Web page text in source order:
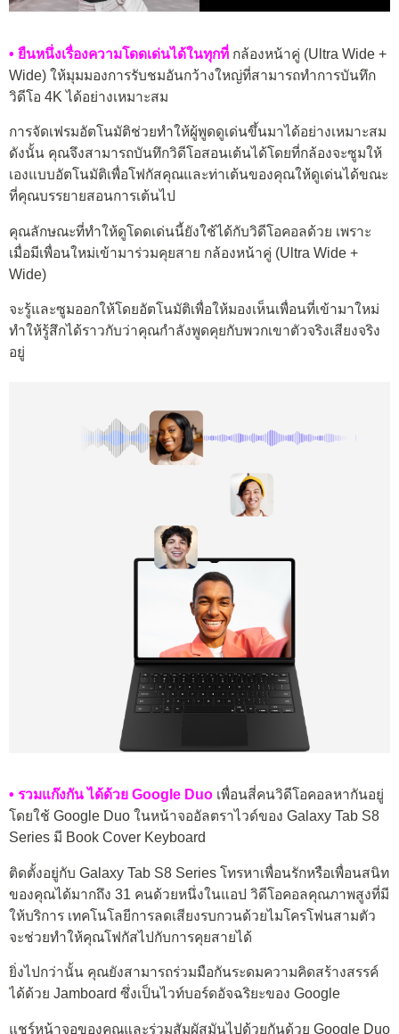
• ยืนหนึ่งเรื่องความโดดเด่นได้ในทุกที่ กล้องหน้าคู่ (Ultra Wide +
Wide) ให้มุมมองการรับชมอันกว้างใหญ่ที่สามารถทำการบันทึก
วิดีโอ 4K ได้อย่างเหมาะสม
การจัดเฟรมอัตโนมัติช่วยทำให้ผู้พูดดูเด่นขึ้นมาได้อย่างเหมาะสม
ดังนั้น คุณจึงสามารถบันทึกวิดีโอสอนเต้นได้โดยที่กล้องจะซูมให้
เองแบบอัตโนมัติเพื่อโฟกัสคุณและท่าเต้นของคุณให้ดูเด่นได้ขณะ
ที่คุณบรรยายสอนการเต้นไป
คุณลักษณะที่ทำให้ดูโดดเด่นนี้ยังใช้ได้กับวิดีโอคอลด้วย เพราะ
เมื่อมีเพื่อนใหม่เข้ามาร่วมคุยสาย กล้องหน้าคู่ (Ultra Wide +
Wide)
จะรู้และซูมออกให้โดยอัตโนมัติเพื่อให้มองเห็นเพื่อนที่เข้ามาใหม่
ทำให้รู้สึกได้ราวกับว่าคุณกำลังพูดคุยกับพวกเขาตัวจริงเสียงจริง
อยู่
• รวมแก๊งกัน ได้ด้วย Google Duo เพื่อนสี่คนวิดีโอคอลหากันอยู่
โดยใช้ Google Duo ในหน้าจออัลตราไวด์ของ Galaxy Tab S8
Series มี Book Cover Keyboard
ติดตั้งอยู่กับ Galaxy Tab S8 Series โทรหาเพื่อนรักหรือเพื่อนสนิท
ของคุณได้มากถึง 31 คนด้วยหนึ่งในแอป วิดีโอคอลคุณภาพสูงที่มี
ให้บริการ เทคโนโลยีการลดเสียงรบกวนด้วยไมโครโฟนสามตัว
จะช่วยทำให้คุณโฟกัสไปกับการคุยสายได้
ยิ่งไปกว่านั้น คุณยังสามารถร่วมมือกันระดมความคิดสร้างสรรค์
ได้ด้วย Jamboard ซึ่งเป็นไวท์บอร์ดอัจฉริยะของ Google
แชร์หน้าจอของคุณและร่วมสัมผัสมันไปด้วยกันด้วย Google Duo